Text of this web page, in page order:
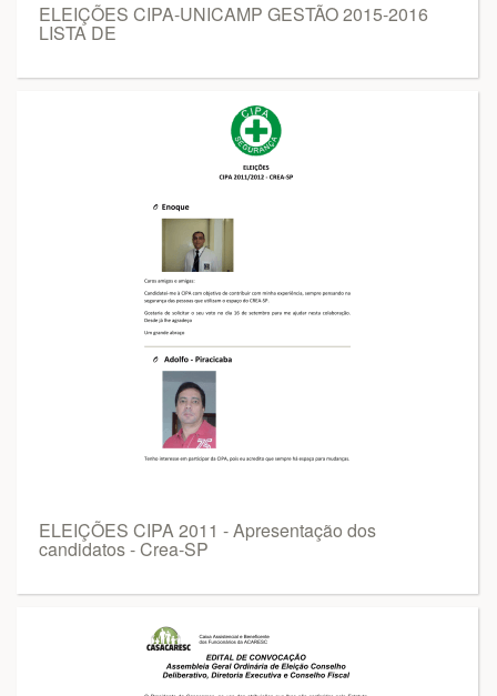
ELEIÇÕES CIPA-UNICAMP GESTÃO 2015-2016
LISTA DE
ELEIÇÕES CIPA 2011 - Apresentação dos
candidatos - Crea-SP